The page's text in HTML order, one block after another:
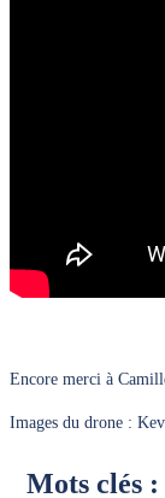
Encore merci à
Images du drone :
Mots clés